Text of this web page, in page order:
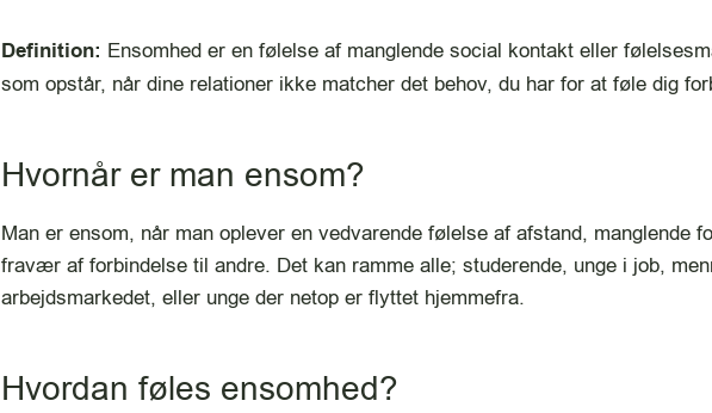
Definition: Ensomhed er en følelse af manglende social kontakt eller
som opstår, når dine relationer ikke matcher det behov, du har for at føle dig
Hvornår er man ensom?
Man er ensom, når man oplever en vedvarende følelse af afstand, manglende
fravær af forbindelse til andre. Det kan ramme alle; studerende, unge i job,
arbejdsmarkedet, eller unge der netop er flyttet hjemmefra.
Hvordan føles ensomhed?